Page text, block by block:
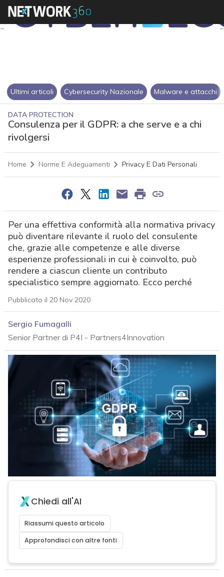
Ultimi articoli Cybersecurity Nazionale Malware e attacchi
DATA PROTECTION
Consulenza per il GDPR: a che serve e a chi
rivolgersi
Home Norme E Adeguamenti Privacy E Dati Personali
Per una effettiva conformità alla normativa privacy
può diventare rilevante il ruolo del consulente
che, grazie alle competenze e alle diverse
esperienze professionali in cui è coinvolto, può
rendere a ciascun cliente un contributo
specialistico sempre aggiornato. Ecco perché
Pubblicato il 20 Nov 2020
Sergio Fumagalli
Senior Partner di P4I - Partners4Innovation
Chiedi all'AI
Riassumi questo articolo
Approfondisci con altre fonti